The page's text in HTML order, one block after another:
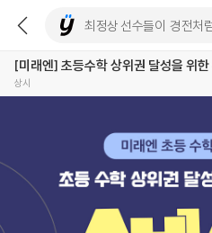
[미래엔] 초등수학 상위권 달성을 위
우개
상시